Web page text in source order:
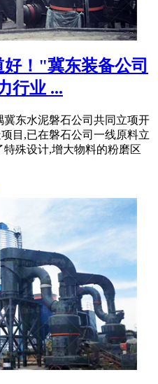
！"冀东装备公司
行业 ...
冀东水泥磐石公司共同立项开
目,已在磐石公司一线原料立
殊设计,增大物料的粉磨区